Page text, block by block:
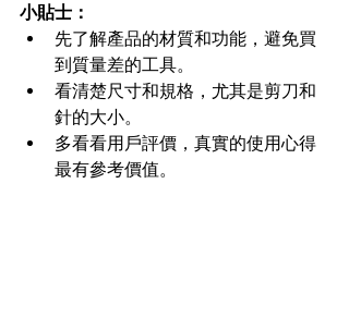
小貼士：
先了解產品的材質和功能，避免買
到質量差的工具。
看清楚尺寸和規格，尤其是剪刀和
針的大小。
多看看用戶評價，真實的使用心得
最有參考價值。